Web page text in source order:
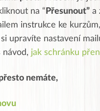
na “ Přesunout” a
instrukce ke
upravíte nastavení
návod, jak schránku
nemáte,